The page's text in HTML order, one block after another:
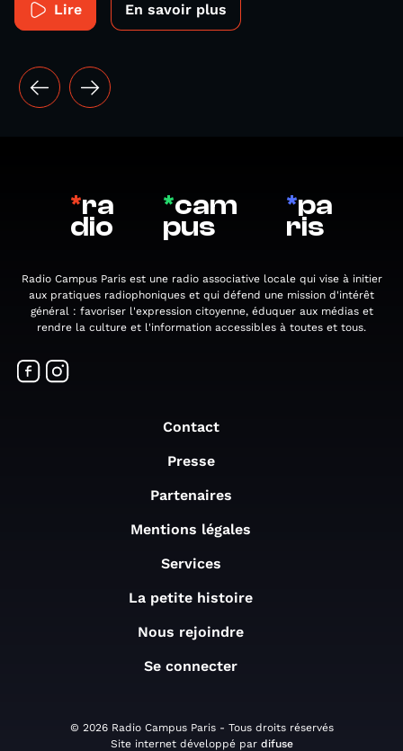
Lire En savoir plus
*ra
dio
*cam
pus
*pa
ris
Radio Campus Paris est une radio associative locale qui vise à initier
aux pratiques radiophoniques et qui défend une mission d'intérêt
général : favoriser l'expression citoyenne, éduquer aux médias et
rendre la culture et l'information accessibles à toutes et tous.
Contact
Presse
Partenaires
Mentions légales
Services
La petite histoire
Nous rejoindre
Se connecter
© 2026 Radio Campus Paris - Tous droits réservés
Site internet développé par difuse